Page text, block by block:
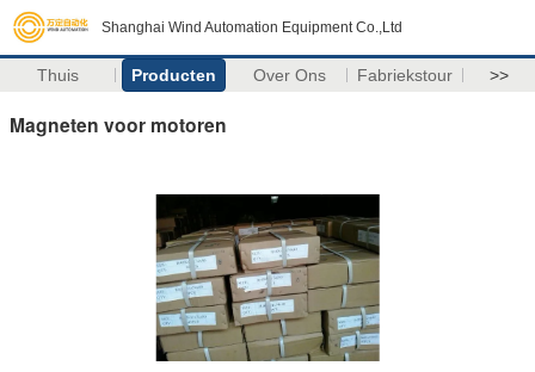
Shanghai Wind Automation Equipment Co.,Ltd
Thuis Producten Over Ons Fabriekstour >>
Magneten voor motoren